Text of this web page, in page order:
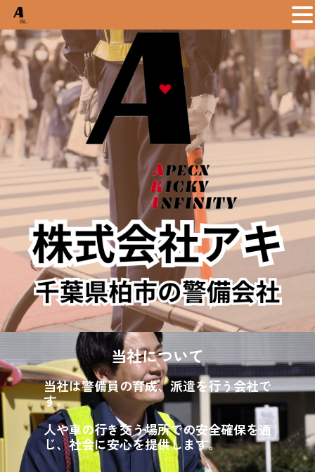
当社について
当社は警備員の育成、派遣を行う会社で
す。
人や車の行き交う場所での安全確保を通
じ、社会に安心を提供します。